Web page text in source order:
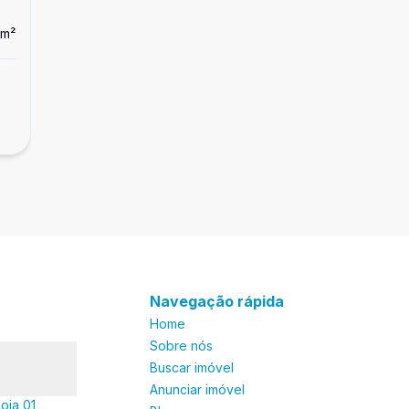
m²
01,
Navegação rápida
Home
Sobre nós
Buscar imóvel
Anunciar imóvel